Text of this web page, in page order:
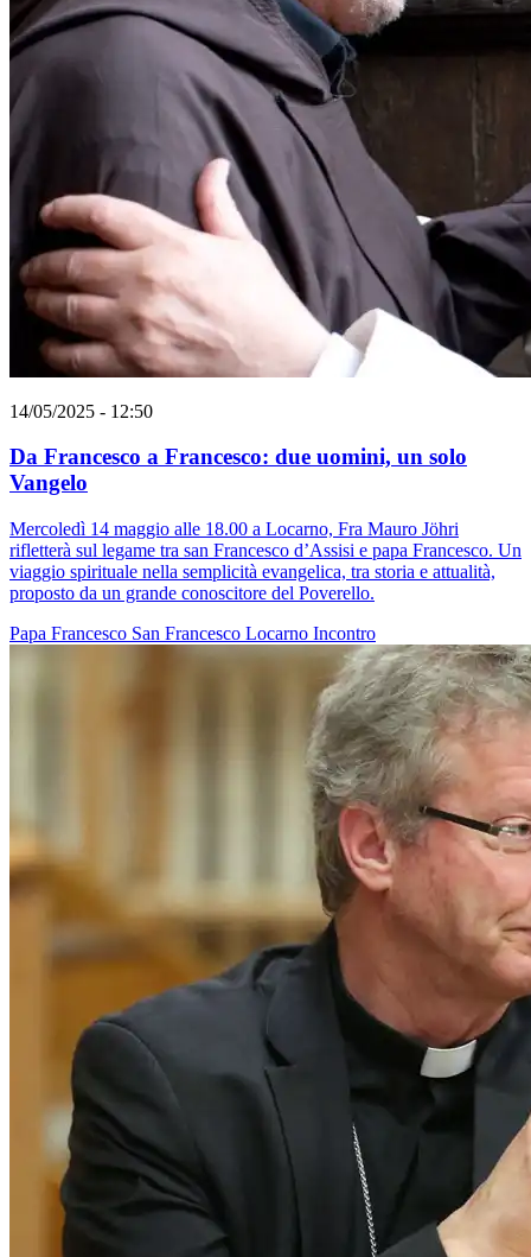
14/05/2025 - 12:50
Da Francesco a Francesco: due uomini, un solo
Vangelo
Mercoledì 14 maggio alle 18.00 a Locarno, Fra Mauro Jöhri
rifletterà sul legame tra san Francesco d’Assisi e papa Francesco. Un
viaggio spirituale nella semplicità evangelica, tra storia e attualità,
proposto da un grande conoscitore del Poverello.
Papa Francesco San Francesco Locarno Incontro